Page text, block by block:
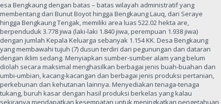
esa Bengkaung dengan batas – batas wilayah administratif yang
membentang dari Bunut Boyot hingga Bengkaung Lauq, dari Seraye
hingga Bengkaung Tengak, memiliki area luas 522.02 hekta are,
berpenduduk 3.778 jiwa (laki-laki 1.840 jiwa, perempuan 1.938 jiwa)
dengan jumlah Kepala Keluarga sebanyak 1.154 KK. Desa Bengkaung
yang membawahi tujuh (7) dusun terdiri dari pegunungan dan dataran
dengan iklim sedang. Menyiapkan sumber-sumber alam yang belum
diolah secara maksimal menghasilkan berbagai jenis buah-buahan dan
umbi-umbian, kacang-kacangan dan berbagai jenis produksi pertanian,
perkebunan dan kehutanan lainnya. Menyediakan tenaga-tenaga
tukang, buruh kasar dengan hasil produksi berkelas yang kalau
sekiranya mendapatkan kesempatan untuk meningkatkan pengetahuan